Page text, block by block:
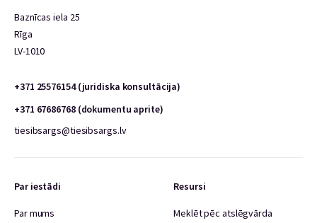
Baznīcas iela 25
Rīga
LV-1010
+371 25576154 (juridiska konsultācija)
+371 67686768 (dokumentu aprite)
tiesibsargs@tiesibsargs.lv
Par iestādi
Par mums
Resursi
Meklēt pēc atslēgvārda